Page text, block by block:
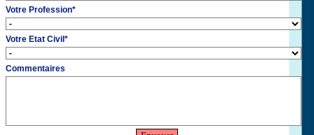
Votre Profession*
Votre Etat Civil *
Commentaires